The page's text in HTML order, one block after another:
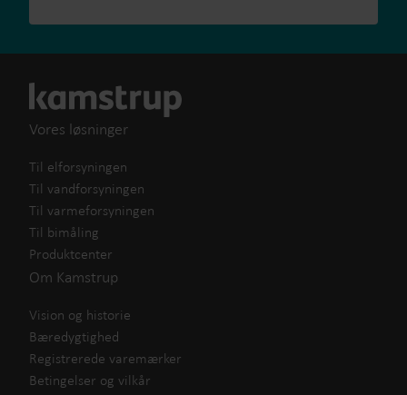
Vores løsninger
Til elforsyningen
Til vandforsyningen
Til varmeforsyningen
Til bimåling
Produktcenter
Om Kamstrup
Vision og historie
Bæredygtighed
Registrerede varemærker
Betingelser og vilkår